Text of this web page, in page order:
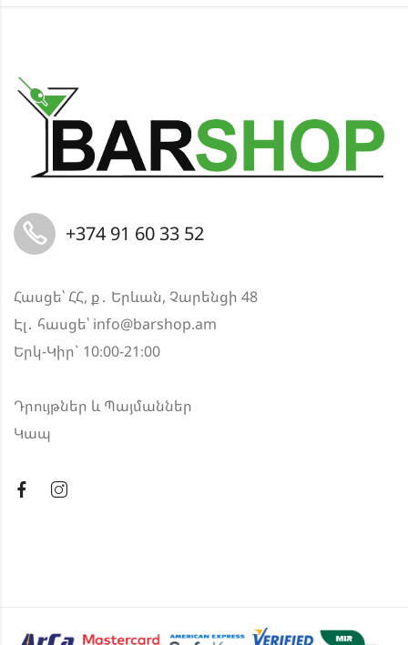
+374 91 60 33 52
Հասցե՝ ՀՀ, ք․ Երևան, Չարենցի 48
Էլ․ հասցե՝ info@barshop.am
Երկ-Կիր` 10։00-21։00
Դրույթներ և Պայմաններ
Կապ